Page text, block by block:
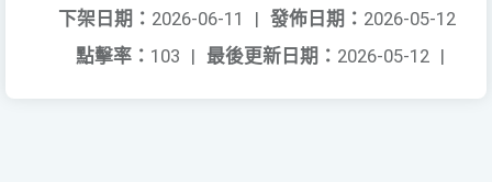
發佈日期： 2026-05-12
下架日期： 2026-06-11
|
最後更新日期： 2026-05-12 |
點擊率： 103 |